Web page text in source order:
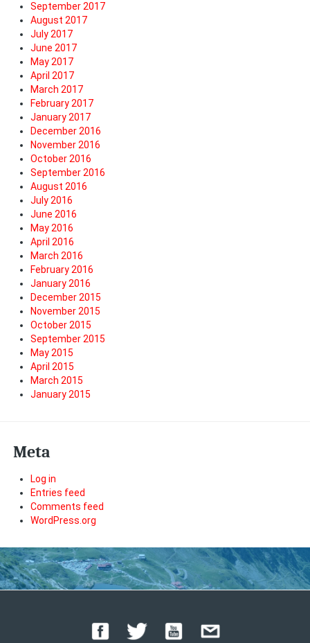
September 2017
August 2017
July 2017
June 2017
May 2017
April 2017
March 2017
February 2017
January 2017
December 2016
November 2016
October 2016
September 2016
August 2016
July 2016
June 2016
May 2016
April 2016
March 2016
February 2016
January 2016
December 2015
November 2015
October 2015
September 2015
May 2015
April 2015
March 2015
January 2015
Meta
Log in
Entries feed
Comments feed
WordPress.org